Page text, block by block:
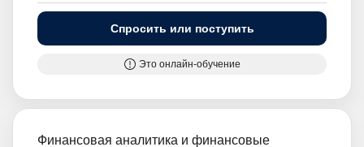
Спросить или поступить
Это онлайн-обучение
Финансовая аналитика и финансовые